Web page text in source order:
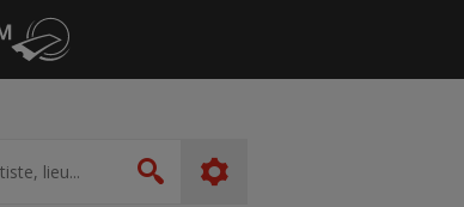
Rechercher